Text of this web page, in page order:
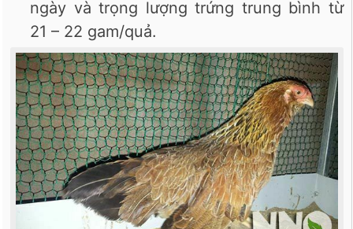
ngày và trọng lượng trứng trung bình từ
21 – 22 gam/quả.